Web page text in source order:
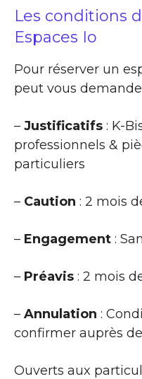
Les conditions
Espaces Io
Pour réserver un
peut vous
– Justificatifs : K-
professionnels &
particuliers
– Caution : 2 mois
– Engagement :
– Préavis : 2 mois
– Annulation :
confirmer auprès de
Ouverts aux